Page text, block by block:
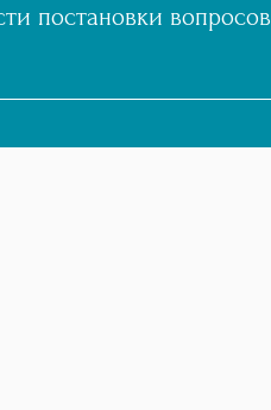
постановки вопросов